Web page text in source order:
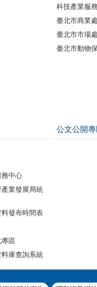
科技產業服務
臺北市商業處
臺北市市場處
臺北市動物
中心
業發展局統
發布時間表
專區
庫查詢系統
公文公開專